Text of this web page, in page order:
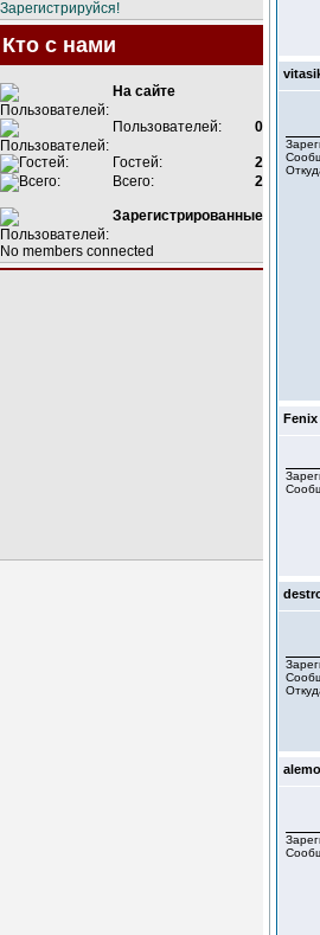
Зарегистрируйся!
Кто с нами
На сайте
Пользователей: 0
Гостей:
2
Всего:
2
Зарегистрированные
No members connected
Fenix
alemo